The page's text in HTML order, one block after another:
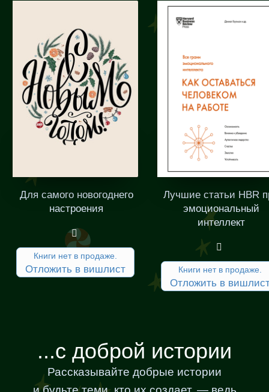
Для самого новогоднего
настроения
Книги нет в продаже.
Отложить в вишлист
Лучшие статьи HBR
эмоциональный
интеллект
Книги нет в продаже.
Отложить в
...с доброй истории
Рассказывайте добрые истории